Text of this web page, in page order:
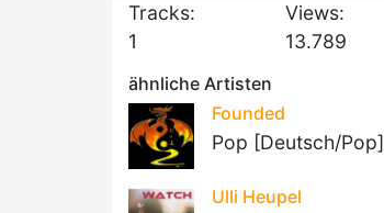
Tracks:
1
Views:
13.789
ähnliche Artisten
Founded
Pop [Deutsch/Pop]
Ulli Heupel